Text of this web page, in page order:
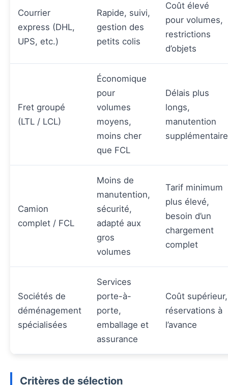
Courrier
express (DHL,
UPS, etc.)
Rapide, suivi,
gestion des
petits colis
Coût élevé
pour volumes,
restrictions
d’objets
Fret groupé
(LTL / LCL)
Économique
pour
volumes
moyens,
moins cher
que FCL
Délais plus
longs,
manutention
supplémentaire
Camion
complet / FCL
Moins de
manutention,
sécurité,
adapté aux
gros
volumes
Tarif minimum
plus élevé,
besoin d’un
chargement
complet
Sociétés de
déménagement
spécialisées
Services
porte-à-
porte,
emballage et
assurance
Coût supérieur,
réservations à
l’avance
Critères de sélection